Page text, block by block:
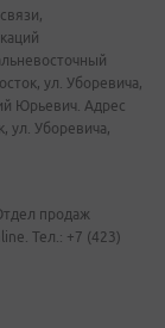
ул. Уборевича,
Юрьевич. Адрес
ул. Уборевича,
продаж
Тел.: +7 (423)